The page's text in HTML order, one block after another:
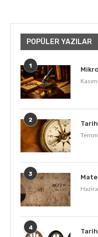
POPÜLER YAZILAR
1
2
3
4